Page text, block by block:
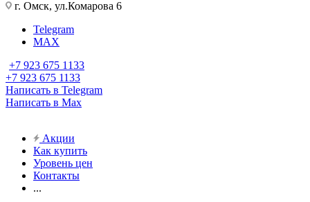
г. Омск, ул.Комарова 6
Telegram
MAX
+7 923 675 1133
+7 923 675 1133
Написать в Telegram
Написать в Max
Акции
Как купить
Уровень цен
Контакты
...